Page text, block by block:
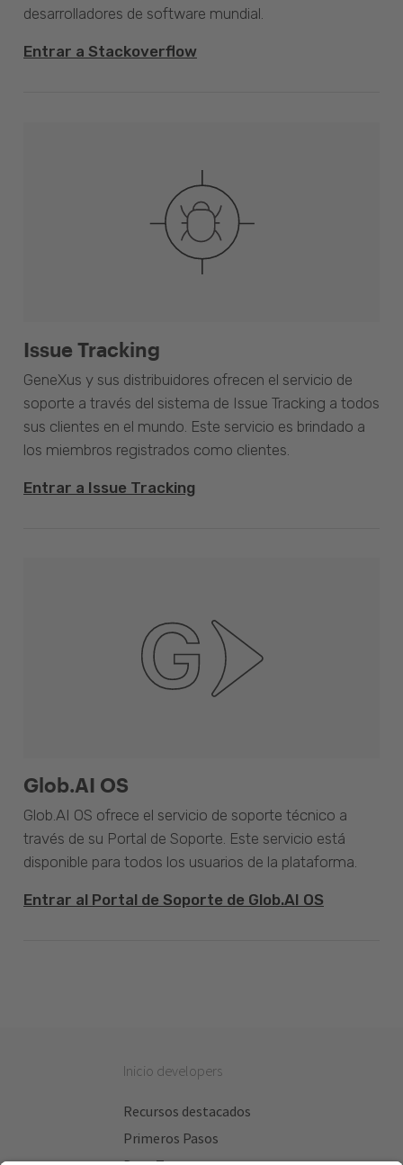
desarrolladores de software mundial.
Entrar a Stackoverflow
Issue Tracking
GeneXus y sus distribuidores ofrecen el servicio de
soporte a través del sistema de Issue Tracking a todos
sus clientes en el mundo. Este servicio es brindado a
los miembros registrados como clientes.
Entrar a Issue Tracking
Glob.AI OS
Glob.AI OS ofrece el servicio de soporte técnico a
través de su Portal de Soporte. Este servicio está
disponible para todos los usuarios de la plataforma.
Entrar al Portal de Soporte de Glob.AI OS
Inicio developers
Recursos destacados
Primeros Pasos